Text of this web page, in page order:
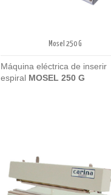
Mosel 250 G
Máquina eléctrica de inserir
espiral MOSEL 250 G